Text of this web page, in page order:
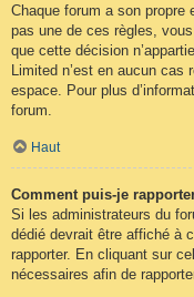
Chaque forum a son propre
pas une de ces règles,
que cette décision
Limited n’est en aucun
espace. Pour plus
forum.
Haut
Comment puis-je
Si les administrateurs du
dédié devrait être affiché à
rapporter. En cliquant sur
nécessaires afin de